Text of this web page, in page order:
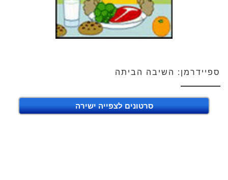
ספיידרמן: השיבה הביתה
סרטונים לצפייה ישירה